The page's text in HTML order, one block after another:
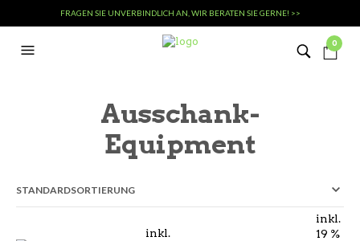
FRAGEN SIE UNVERBINDLICH AN, WIR BERATEN SIE GERNE! >>
0
Ausschank-
Equipment
inkl.
inkl.
19 %